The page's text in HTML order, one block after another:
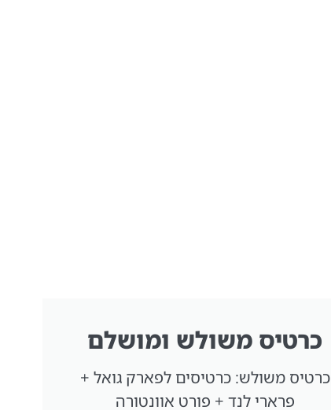
כרטיס משולש ומושלם
כרטיס משולש: כרטיסים לפארק גואל +
פרארי לנד + פורט אוונטורה